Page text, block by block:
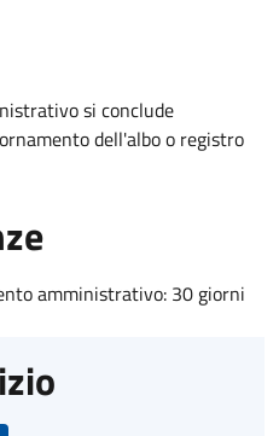
si conclude
dell'albo o registro
amministrativo: 30 giorni